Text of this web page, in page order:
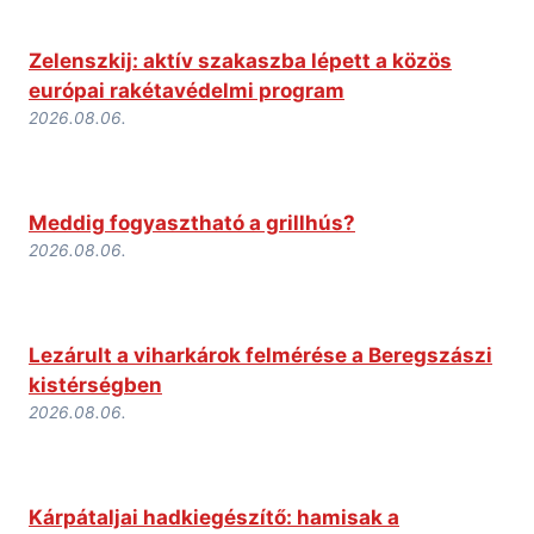
Zelenszkij: aktív szakaszba lépett a közös
európai rakétavédelmi program
2026.08.06.
Meddig fogyasztható a grillhús?
2026.08.06.
Lezárult a viharkárok felmérése a Beregszászi
kistérségben
2026.08.06.
Kárpátaljai hadkiegészítő: hamisak a